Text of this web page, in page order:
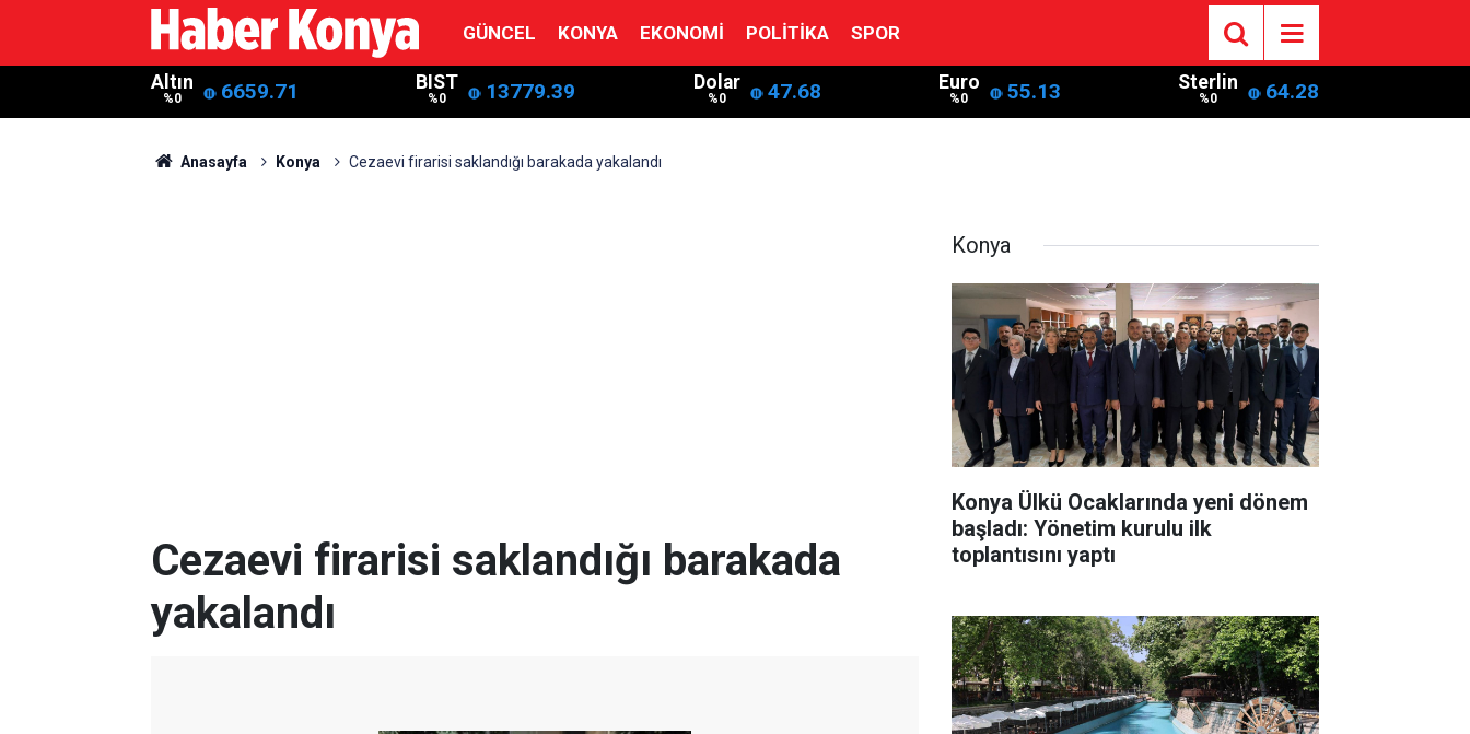
GÜNCEL KONYA EKONOMI POLITIKA SPOR
Altın
%0 6659.71 BIST
%0 13779.39 Dolar
%0 47.68 Euro
%0 55.13 Sterlin
%0 64.28
Anasayfa Konya Cezaevi firarisi saklandığı barakada yakalandı
Cezaevi firarisi saklandığı barakada
yakalandı
Konya
Konya Ülkü Ocaklarında yeni dönem
başladı: Yönetim kurulu ilk
toplantısını yaptı